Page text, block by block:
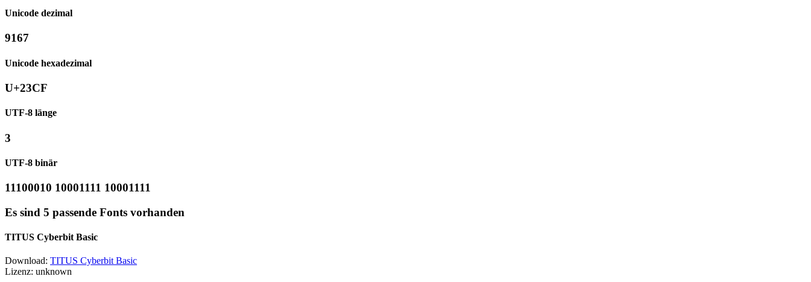
Unicode dezimal
9167
Unicode hexadezimal
U+23CF
UTF-8 länge
3
UTF-8 binär
11100010 10001111 10001111
Es sind 5 passende Fonts vorhanden
TITUS Cyberbit Basic
Download: TITUS Cyberbit Basic
Lizenz: unknown